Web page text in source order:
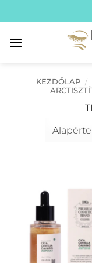
to
content
KEZDŐLAP /